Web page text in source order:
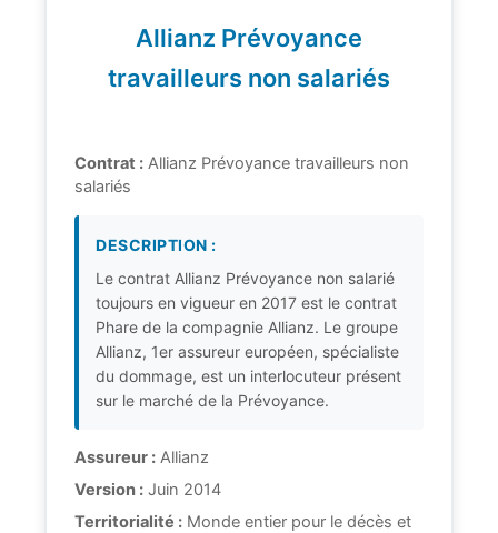
Allianz Prévoyance
travailleurs non salariés
Contrat : Allianz Prévoyance travailleurs non
salariés
DESCRIPTION :
Le contrat Allianz Prévoyance non salarié
toujours en vigueur en 2017 est le contrat
Phare de la compagnie Allianz. Le groupe
Allianz, 1er assureur européen, spécialiste
du dommage, est un interlocuteur présent
sur le marché de la Prévoyance.
Assureur : Allianz
Version : Juin 2014
Territorialité : Monde entier pour le décès et